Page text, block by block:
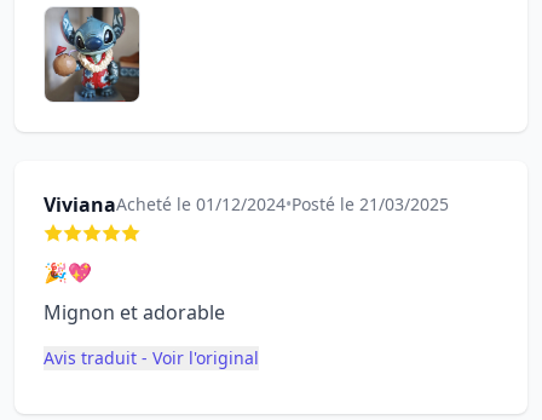
VivianaAcheté le 01/12/2024•Posté le 21/03/2025
🎉💖
Mignon et adorable
Avis traduit - Voir l'original